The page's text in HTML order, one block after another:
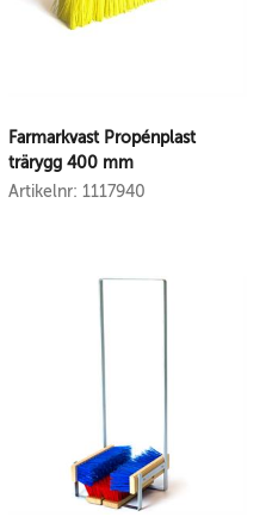
Farmarkvast Propénplast
trärygg 400 mm
Artikelnr: 1117940